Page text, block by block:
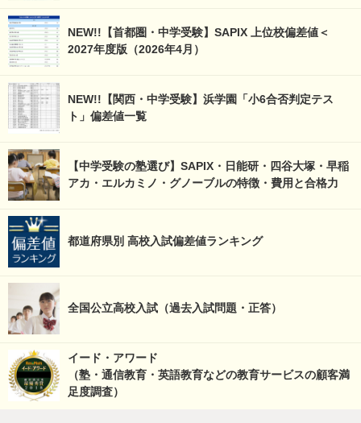
NEW!!【首都圏・中学受験】SAPIX 上位校偏差値＜
2027年度版（2026年4月）
NEW!!【関西・中学受験】浜学園「小6合否判定テス
ト」偏差値一覧
【中学受験の塾選び】SAPIX・日能研・四谷大塚・早稲
アカ・エルカミノ・グノーブルの特徴・費用と合格力
都道府県別 高校入試偏差値ランキング
全国公立高校入試（過去入試問題・正答）
イード・アワード
（塾・通信教育・英語教育などの教育サービスの顧客満
足度調査）